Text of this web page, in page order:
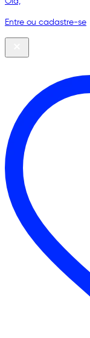
Entre ou cadastre-se